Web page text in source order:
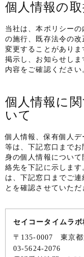
個人情報の
当社は、本ポリシー
の施行、既存法令の改
変更することがあり
掲示し、お知らせし
内容をご確認ください
個人情報に
いて
個人情報、保有個人
等は、下記窓口まで
身の個人情報につい
絡先を下記に示しま
は、下記窓口までご
とを確認させていただ
セイコータイムラボ
〒135-0007 東京
03-5624-2076